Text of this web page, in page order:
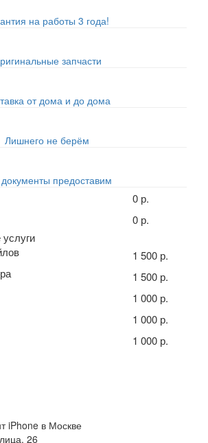
на работы 3 года!
запчасти
от дома и до дома
Лишнего не берём
предоставим
0 р.
0 р.
1 500 р.
1 500 р.
1 000 р.
1 000 р.
1 000 р.
iPhone в Москве
26